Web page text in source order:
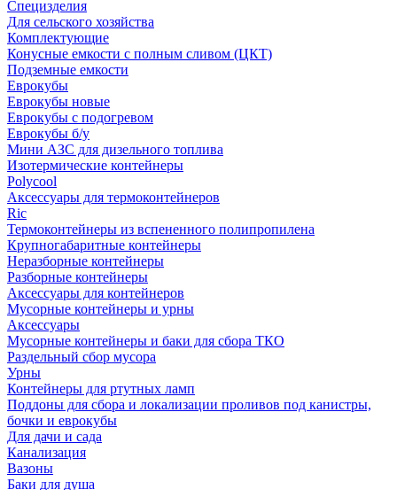
Специзделия
Для сельского хозяйства
Комплектующие
Конусные емкости с полным сливом (ЦКТ)
Подземные емкости
Еврокубы
Еврокубы новые
Еврокубы с подогревом
Еврокубы б/у
Мини АЗС для дизельного топлива
Изотермические контейнеры
Polycool
Аксессуары для термоконтейнеров
Ric
Термоконтейнеры из вспененного полипропилена
Крупногабаритные контейнеры
Неразборные контейнеры
Разборные контейнеры
Аксессуары для контейнеров
Мусорные контейнеры и урны
Аксессуары
Мусорные контейнеры и баки для сбора ТКО
Раздельный сбор мусора
Урны
Контейнеры для ртутных ламп
Поддоны для сбора и локализации проливов под канистры,
бочки и еврокубы
Для дачи и сада
Канализация
Вазоны
Баки для душа